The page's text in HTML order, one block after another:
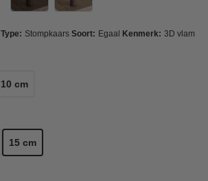
Type: Stompkaars Soort: Egaal Kenmerk: 3D vlam
10 cm
15 cm